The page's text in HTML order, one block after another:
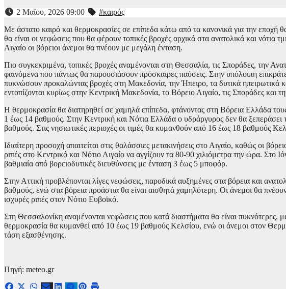
2 Μαΐου, 2026 09:00
#καιρός
Με άστατο καιρό και θερμοκρασίες σε επίπεδα κάτω από τα κανονικά για την
θα είναι οι νεφώσεις που θα φέρουν τοπικές βροχές αρχικά στα ανατολικά και
Αιγαίο οι βόρειοι άνεμοι θα πνέουν με μεγάλη ένταση.
Πιο συγκεκριμένα, τοπικές βροχές αναμένονται στη Θεσσαλία, τις Σποράδες, την
φαινόμενα που πάντως θα παρουσιάσουν πρόσκαιρες παύσεις. Στην υπόλοιπη
πυκνώσουν προκαλώντας βροχές στη Μακεδονία, την Ήπειρο, τα δυτικά ηπειρωτικά
εντοπίζονται κυρίως στην Κεντρική Μακεδονία, το Βόρειο Αιγαίο, τις Σποράδες και
Η θερμοκρασία θα διατηρηθεί σε χαμηλά επίπεδα, φτάνοντας στη Βόρεια Ελλάδα
1 έως 14 βαθμούς. Στην Κεντρική και Νότια Ελλάδα ο υδράργυρος δεν θα
βαθμούς. Στις νησιωτικές περιοχές οι τιμές θα κυμανθούν από 16 έως 18 βαθμούς
Ιδιαίτερη προσοχή απαιτείται στις θαλάσσιες μετακινήσεις στο Αιγαίο, καθώς οι
ριπές στο Κεντρικό και Νότιο Αιγαίο να αγγίζουν τα 80-90 χιλιόμετρα την ώρα. Στο
βαθμιαία από βορειοδυτικές διευθύνσεις με ένταση 3 έως 5 μποφόρ.
Στην Αττική προβλέπονται λίγες νεφώσεις, παροδικά αυξημένες στα βόρεια και
βαθμούς, ενώ στα βόρεια προάστια θα είναι αισθητά χαμηλότερη. Οι άνεμοι θα
ισχυρές ριπές στον Νότιο Ευβοϊκό.
Στη Θεσσαλονίκη αναμένονται νεφώσεις που κατά διαστήματα θα είναι
θερμοκρασία θα κυμανθεί από 10 έως 19 βαθμούς Κελσίου, ενώ οι άνεμοι στον
τάση εξασθένησης.
Πηγή: meteo.gr